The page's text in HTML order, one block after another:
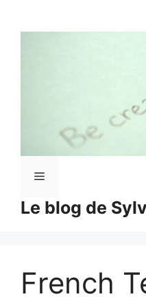
Le blog de
Menu
French